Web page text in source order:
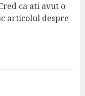
ca ati avut o
articolul despre